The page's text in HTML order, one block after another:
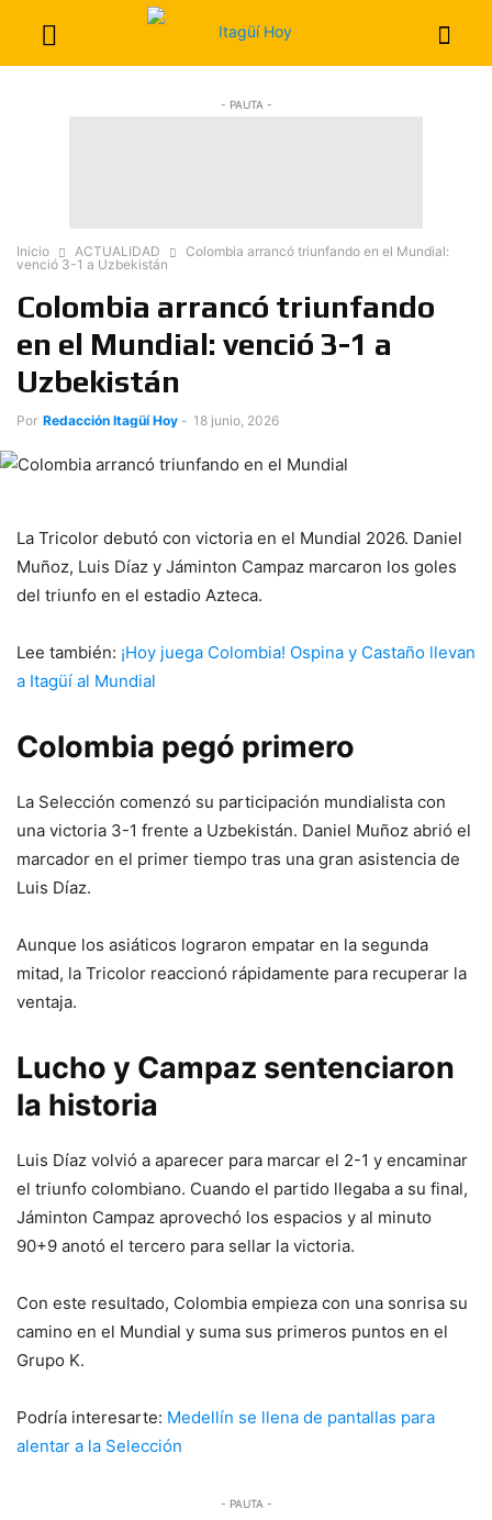
- PAUTA -
Inicio ACTUALIDAD
Colombia arrancó triunfando en el Mundial:
venció 3-1 a Uzbekistán
Colombia arrancó triunfando
en el Mundial: venció 3-1 a
Uzbekistán
Por Redacción Itagüí Hoy - 18 junio, 2026
La Tricolor debutó con victoria en el Mundial 2026. Daniel
Muñoz, Luis Díaz y Jáminton Campaz marcaron los goles
del triunfo en el estadio Azteca.
Lee también: ¡Hoy juega Colombia! Ospina y Castaño llevan
a Itagüí al Mundial
Colombia pegó primero
La Selección comenzó su participación mundialista con
una victoria 3-1 frente a Uzbekistán. Daniel Muñoz abrió el
marcador en el primer tiempo tras una gran asistencia de
Luis Díaz.
Aunque los asiáticos lograron empatar en la segunda
mitad, la Tricolor reaccionó rápidamente para recuperar la
ventaja.
Lucho y Campaz sentenciaron
la historia
Luis Díaz volvió a aparecer para marcar el 2-1 y encaminar
el triunfo colombiano. Cuando el partido llegaba a su final,
Jáminton Campaz aprovechó los espacios y al minuto
90+9 anotó el tercero para sellar la victoria.
Con este resultado, Colombia empieza con una sonrisa su
camino en el Mundial y suma sus primeros puntos en el
Grupo K.
Podría interesarte: Medellín se llena de pantallas para
alentar a la Selección
- PAUTA -